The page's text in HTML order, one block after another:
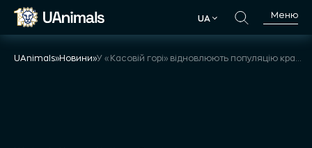
Skip
UA
Меню
UAnimals»Новини»